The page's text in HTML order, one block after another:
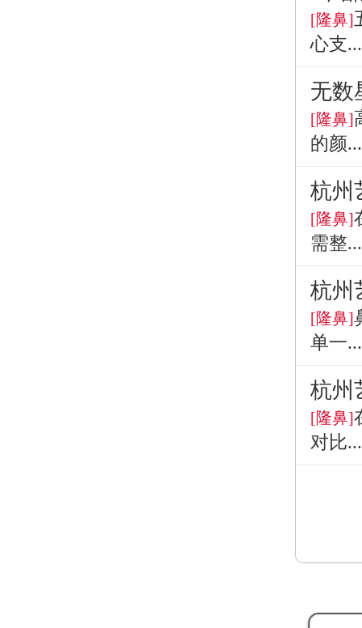
[隆鼻]
心支...
无数
[隆鼻]
的颜...
杭州
[隆鼻]
需整...
杭州
[隆鼻]
单一...
杭州
[隆鼻]
对比...